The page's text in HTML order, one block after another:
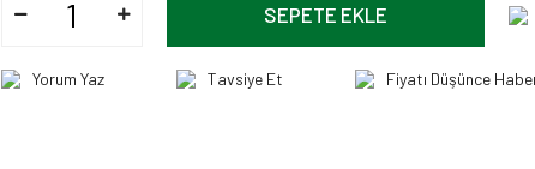
SEPETE EKLE
Yorum Yaz Tavsiye Et Fiyatı Düşünce